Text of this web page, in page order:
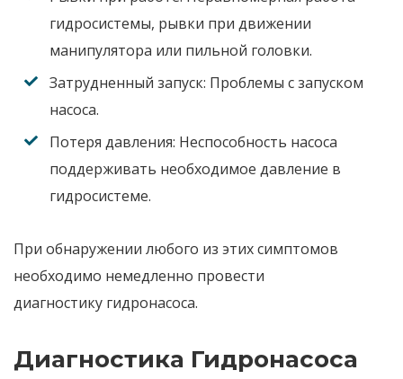
гидросистемы, рывки при движении
манипулятора или пильной головки.
Затрудненный запуск: Проблемы с запуском
насоса.
Потеря давления: Неспособность насоса
поддерживать необходимое давление в
гидросистеме.
При обнаружении любого из этих симптомов
необходимо немедленно провести
диагностику гидронасоса.
Диагностика Гидронасоса